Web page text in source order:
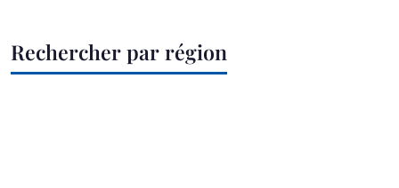
Rechercher par région